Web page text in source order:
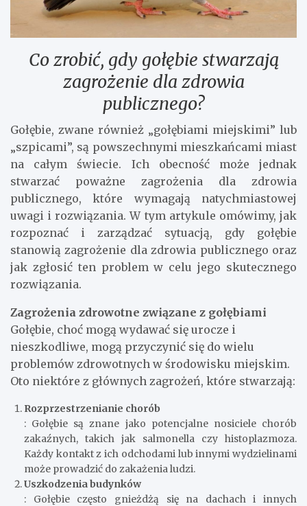
Co zrobić, gdy gołębie stwarzają
zagrożenie dla zdrowia
publicznego?
Gołębie, zwane również „gołębiami miejskimi” lub
„szpicami”, są powszechnymi mieszkańcami miast
na całym świecie. Ich obecność może jednak
stwarzać poważne zagrożenia dla zdrowia
publicznego, które wymagają natychmiastowej
uwagi i rozwiązania. W tym artykule omówimy, jak
rozpoznać i zarządzać sytuacją, gdy gołębie
stanowią zagrożenie dla zdrowia publicznego oraz
jak zgłosić ten problem w celu jego skutecznego
rozwiązania.
Zagrożenia zdrowotne związane z gołębiami
Gołębie, choć mogą wydawać się urocze i
nieszkodliwe, mogą przyczynić się do wielu
problemów zdrowotnych w środowisku miejskim.
Oto niektóre z głównych zagrożeń, które stwarzają:
Rozprzestrzenianie chorób
: Gołębie są znane jako potencjalne nosiciele chorób
zakaźnych, takich jak salmonella czy histoplazmoza.
Każdy kontakt z ich odchodami lub innymi wydzielinami
może prowadzić do zakażenia ludzi.
Uszkodzenia budynków
: Gołębie często gnieżdżą się na dachach i innych